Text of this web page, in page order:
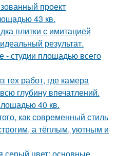
проект
43 кв.
плитки с имитацией
результат.
- студии площадью всего
тех работ, где камера
глубину впечатлений.
40 кв.
как современный стиль
а тёплым, уютным и